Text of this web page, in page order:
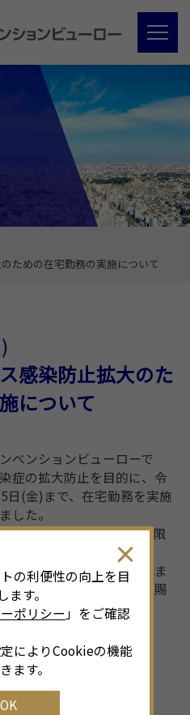
ための在宅勤務の実施について
感染防止拡大のた
について
ベンションビューローで
症の拡大防止を目的に、令
日(金)まで、在宅勤務を実施
した。
ループにおいて必要最低限
応となります。
先等ご関係者様におかれま
しますが、何卒ご理解を賜
し上げます。
の利便性の向上を目
す。
ポリシー 」をご確認
によりCookieの機能
ます。
OK